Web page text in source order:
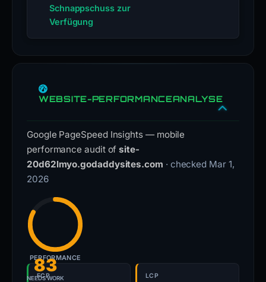
Schnappschuss zur
Verfügung
WEBSITE-PERFORMANCEANALYSE
Google PageSpeed Insights — mobile
performance audit ofsite-
20d62lmyo.godaddysites.com · checked Mar 1,
2026
83
NEEDS WORK
PERFORMANCE
FCP LCP